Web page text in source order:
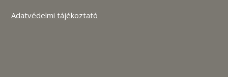
Adatvédelmi tájékoztató